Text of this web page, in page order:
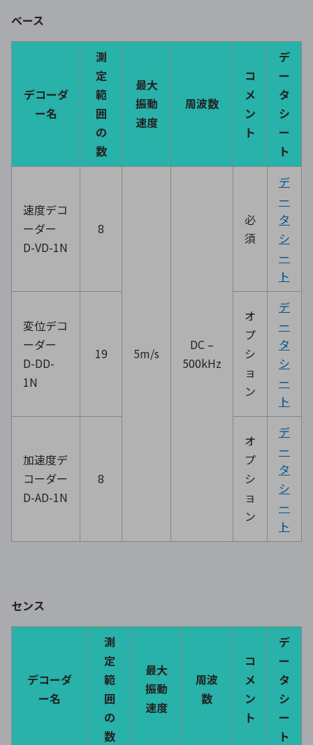
ベース
デコーダ
ー名
測
定
範
囲
の
数
最大
振動
速度
周波数
コ
メ
ン
ト
デ
ー
タ
シ
ー
ト
速度デコ
ーダー
D-VD-1N
8
5m/s
DC –
500kHz
必
須
デ
ー
タ
シ
ー
ト
変位デコ
ーダー
D-DD-
1N
19
オ
プ
シ
ョ
ン
デ
ー
タ
シ
ー
ト
加速度デ
コーダー
D-AD-1N
8
オ
プ
シ
ョ
ン
デ
ー
タ
シ
ー
ト
センス
デコーダ
ー名
測
定
範
囲
の
数
最大
振動
速度
周波
数
コ
メ
ン
ト
デ
ー
タ
シ
ー
ト